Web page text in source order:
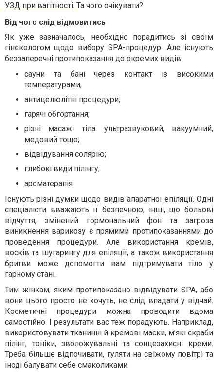
УЗД при вагітності. Та чого очікувати?
Від чого слід відмовитись
Як уже зазначалось, необхідно порадитись зі своїм
гінекологом щодо вибору SPA-процедур. Але існують
беззаперечні протипоказання до окремих видів:
сауни та бані через контакт із високими
температурами;
антицелюлітні процедури;
гарячі обгортання;
різні масажі тіла: ультразвуковий, вакуумний,
медовий тощо;
відвідування солярію;
глибокі види пілінгу;
ароматерапія.
Існують різні думки щодо видів апаратної епіляції. Одні
спеціалісти вважають її безпечною, інші, що больові
відчуття, змінений гормональний фон та загроза
виникнення варикозу є прямими протипоказаннями до
проведення процедури. Але використання кремів,
восків та шугарингу для епіляції, а також використання
бритви може допомогти вам підтримувати тіло у
гарному стані.
Тим жінкам, яким протипоказано відвідувати SPA, або
вони цього просто не хочуть, не слід впадати у відчай.
Косметичні процедури можна проводити вдома
самостійно. І результати вас теж порадують. Наприклад,
використовувати тканинні й кремові маски, м’які скраби
пілінг, тоніки, зволожувальні та сонцезахисні креми.
Треба більше відпочивати, гуляти на свіжому повітрі та
іноді балувати себе смаколиками.